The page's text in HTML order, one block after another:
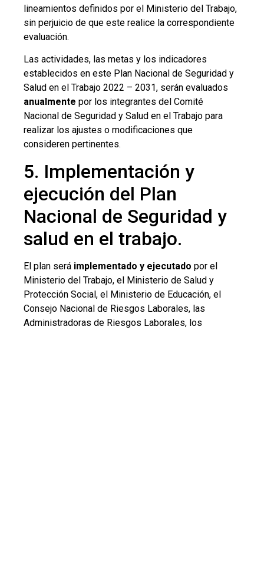
lineamientos definidos por el Ministerio del Trabajo,
sin perjuicio de que este realice la correspondiente
evaluación.
Las actividades, las metas y los indicadores
establecidos en este Plan Nacional de Seguridad y
Salud en el Trabajo 2022 – 2031, serán evaluados
anualmente por los integrantes del Comité
Nacional de Seguridad y Salud en el Trabajo para
realizar los ajustes o modificaciones que
consideren pertinentes.
5. Implementación y
ejecución del Plan
Nacional de Seguridad y
salud en el trabajo.
El plan será implementado y ejecutado por el
Ministerio del Trabajo, el Ministerio de Salud y
Protección Social, el Ministerio de Educación, el
Consejo Nacional de Riesgos Laborales, las
Administradoras de Riesgos Laborales, los